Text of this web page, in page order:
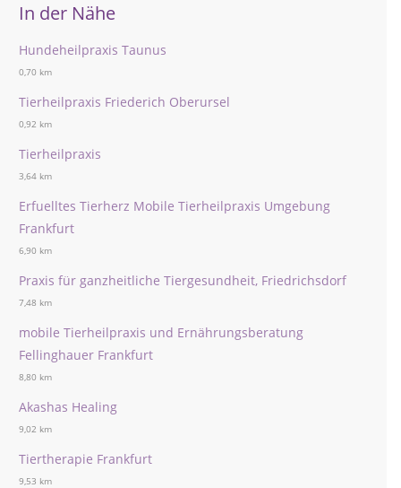
In der Nähe
Hundeheilpraxis Taunus
0,70 km
Tierheilpraxis Friederich Oberursel
0,92 km
Tierheilpraxis
3,64 km
Erfuelltes Tierherz Mobile Tierheilpraxis Umgebung
Frankfurt
6,90 km
Praxis für ganzheitliche Tiergesundheit, Friedrichsdorf
7,48 km
mobile Tierheilpraxis und Ernährungsberatung
Fellinghauer Frankfurt
8,80 km
Akashas Healing
9,02 km
Tiertherapie Frankfurt
9,53 km